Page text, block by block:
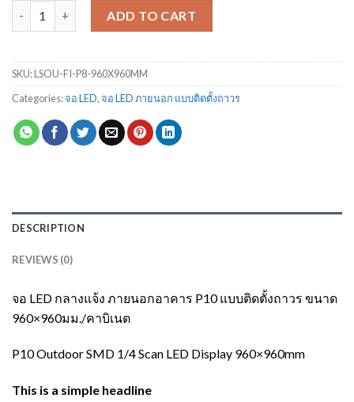
ADD TO CART
SKU:LSOU-FI-P8-960X960MM
Categories:จอ LED,จอ LED ภายนอก แบบติดตั้งถาวร
DESCRIPTION
REVIEWS (0)
จอ LED กลางแจ้ง ภายนอกอาคาร P10 แบบติดตั้งถาวร ขนาด
960×960มม./คาบิเนต
P10 Outdoor SMD 1/4 Scan LED Display 960×960mm
This is a simple headline